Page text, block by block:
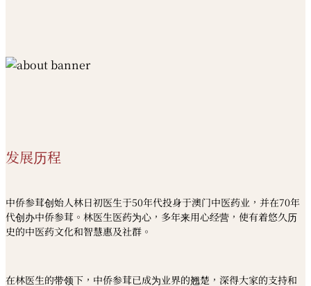
发展历程
中侨参茸创始人林日初医生于50年代投身于澳门中医药业，并在70年
代创办中侨参茸。林医生医药为心，多年来用心经营，使有着悠久历
史的中医药文化和智慧惠及社群。
在林医生的带领下，中侨参茸已成为业界的翘楚，深得大家的支持和